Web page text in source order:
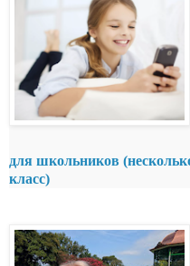
для школьников
класс)